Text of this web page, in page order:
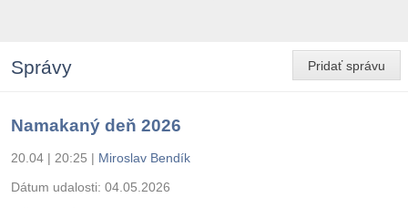
Pridať správu
Správy
Namakaný deň 2026
20.04 | 20:25 | Miroslav Bendík
Dátum udalosti: 04.05.2026